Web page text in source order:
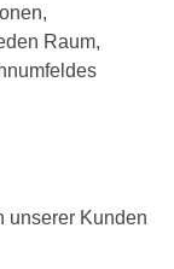
Raum,
unserer Kunden